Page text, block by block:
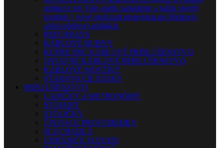
redukciu pre Vaše audio zariadenie a zažite skvelý
komfort + nové možnosti prepojenia pri štúdiovej,
alebo pódiovej aplikácii.
PATCHBAYE
KÁBLOVÉ BUBNY
KUFRE PRE KÁBLOVÉ PRÍSLUŠENSTVO
OSTATNÉ KÁBLOVÉ PRÍSLUŠENSTVO
KÁBLOVÉ MOSTÍKY
SŤAHOVACIE PÁSKY
PRÍSLUŠENSTVO
LADIČKY A METRONÓMY
STOJANY
STOLIČKY
ČISTIACE PROSTRIEDKY
SLÚCHADLÁ
CHRÁNIČE SLUCHU